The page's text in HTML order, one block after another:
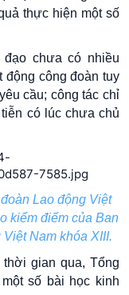
thực hiện một số
chưa có nhiều
động công đoàn tuy
cầu; công tác chỉ
có lúc chưa chủ
Lao động Việt
kiểm điểm của Ban
Nam khóa XIII.
gian qua, Tổng
số bài học kinh